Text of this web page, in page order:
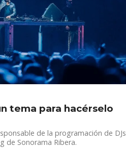
tema para hacérselo
de la programación de DJs
de Sonorama Ribera.